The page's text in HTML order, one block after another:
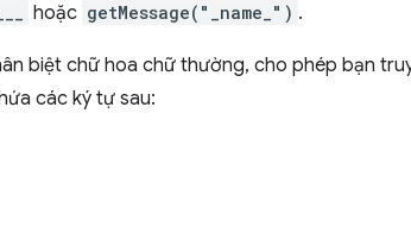
hoặc getMessage("_name_") .
biệt chữ hoa chữ thường, cho phép bạn
các ký tự sau: